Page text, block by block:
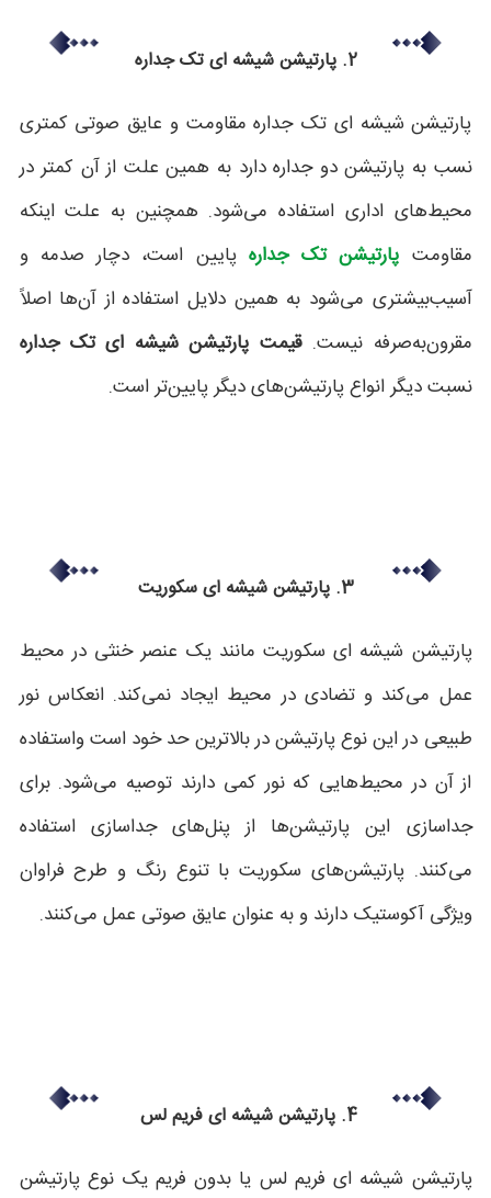
2. پارتیشن شیشه ای تک جداره
پارتیشن شیشه ای تک جداره مقاومت و عایق صوتی کمتری
نسب به پارتیشن دو جداره دارد به همین علت از آن کمتر در
محیط‌های اداری استفاده می‌شود. همچنین به علت اینکه
مقاومت پارتیشن تک جداره پایین است، دچار صدمه و
آسیب‌بیشتری می‌شود به همین دلایل استفاده از آن‌ها اصلاً
مقرون‌به‌صرفه نیست.قیمت پارتیشن شیشه ای تک جداره
نسبت دیگر انواع پارتیشن‌های دیگر پایین‌تر است.
3. پارتیشن شیشه ای سکوریت
پارتیشن شیشه ای سکوریت مانند یک عنصر خنثی در محیط
عمل می‌کند و تضادی در محیط ایجاد نمی‌کند. انعکاس نور
طبیعی در این نوع پارتیشن در بالاترین حد خود است واستفاده
از آن در محیط‌هایی که نور کمی دارند توصیه می‌شود. برای
جداسازی این پارتیشن‌ها از پنل‌های جداسازی استفاده
می‌کنند. پارتیشن‌های سکوریت با تنوع رنگ و طرح فراوان
ویژگی آکوستیک دارند و به عنوان عایق صوتی عمل می‌کنند.
4. پارتیشن شیشه ای فریم لس
پارتیشن شیشه ای فریم لس یا بدون فریم یک نوع پارتیشن